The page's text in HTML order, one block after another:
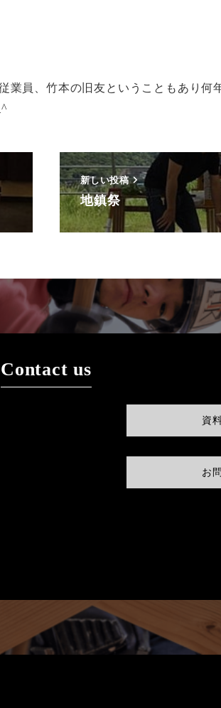
員、竹本の旧友ということもあり
新しい投稿
地鎮祭
Contact us
資
お